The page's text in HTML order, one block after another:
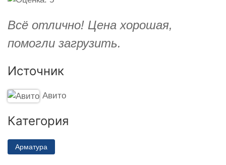
Всё отлично! Цена хорошая,
помогли загрузить.
Источник
Авито
Категория
Арматура